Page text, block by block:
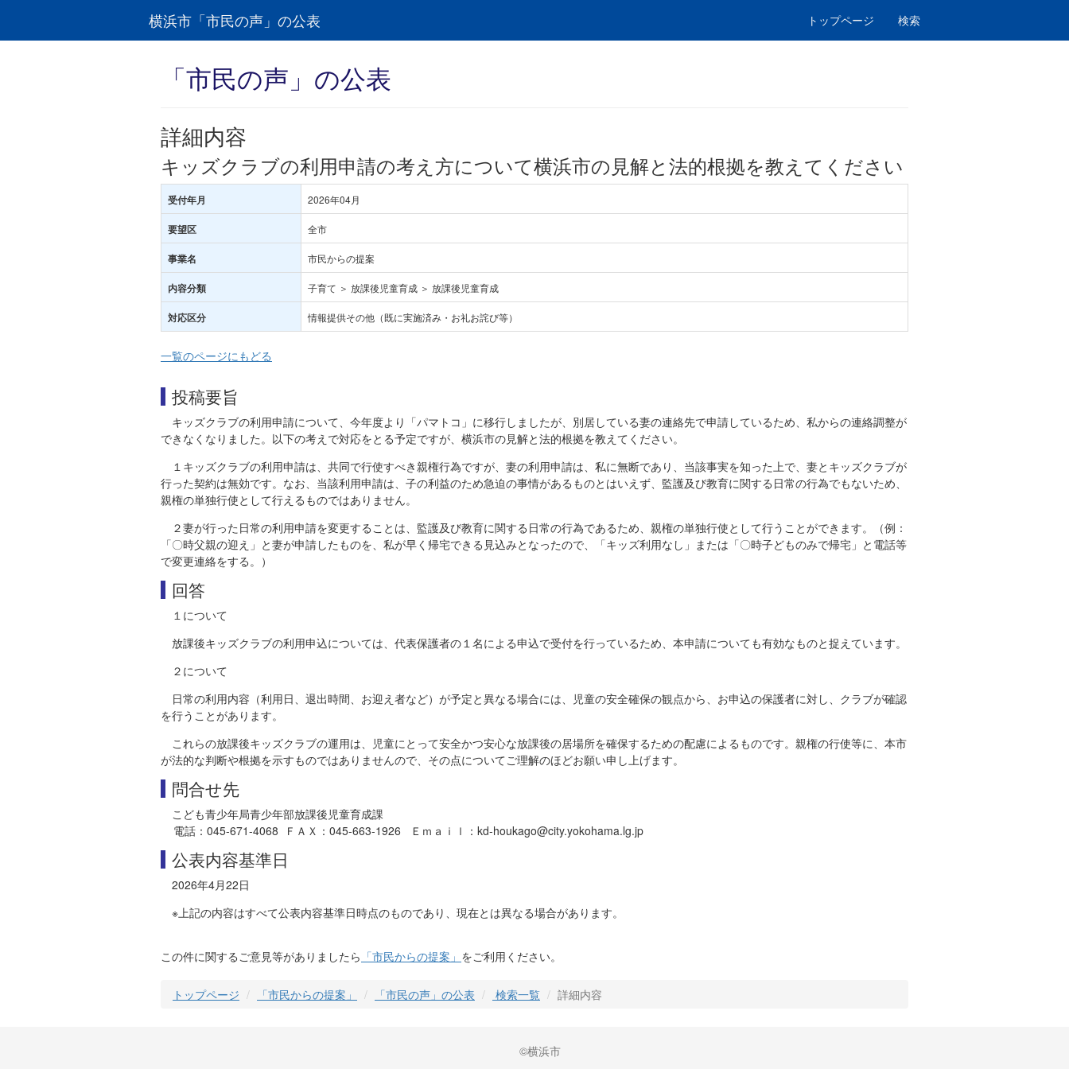
横浜市「市民の声」の公表 トップページ 検索
「市民の声」の公表
詳細内容
キッズクラブの利用申請の考え方について横浜市の見解と法的根拠を教えてください
受付年月 2026年04月
要望区 全市
事業名 市民からの提案
内容分類 子育て ＞ 放課後児童育成 ＞ 放課後児童育成
対応区分 情報提供その他（既に実施済み・お礼お詫び等）
一覧のページにもどる
投稿要旨
キッズクラブの利用申請について、今年度より「パマトコ」に移行しましたが、別居している妻の連絡先で申請しているため、私からの連絡調整が
できなくなりました。以下の考えで対応をとる予定ですが、横浜市の見解と法的根拠を教えてください。
１キッズクラブの利用申請は、共同で行使すべき親権行為ですが、妻の利用申請は、私に無断であり、当該事実を知った上で、妻とキッズクラブが
行った契約は無効です。なお、当該利用申請は、子の利益のため急迫の事情があるものとはいえず、監護及び教育に関する日常の行為でもないため、
親権の単独行使として行えるものではありません。
２妻が行った日常の利用申請を変更することは、監護及び教育に関する日常の行為であるため、親権の単独行使として行うことができます。（例：
「〇時父親の迎え」と妻が申請したものを、私が早く帰宅できる見込みとなったので、「キッズ利用なし」または「〇時子どものみで帰宅」と電話等
で変更連絡をする。）
回答
１について
放課後キッズクラブの利用申込については、代表保護者の１名による申込で受付を行っているため、本申請についても有効なものと捉えています。
２について
日常の利用内容（利用日、退出時間、お迎え者など）が予定と異なる場合には、児童の安全確保の観点から、お申込の保護者に対し、クラブが確認
を行うことがあります。
これらの放課後キッズクラブの運用は、児童にとって安全かつ安心な放課後の居場所を確保するための配慮によるものです。親権の行使等に、本市
が法的な判断や根拠を示すものではありませんので、その点についてご理解のほどお願い申し上げます。
問合せ先
こども青少年局青少年部放課後児童育成課
電話：045-671-4068 ＦＡＸ：045-663-1926 Ｅｍａｉｌ：kd-houkago@city.yokohama.lg.jp
公表内容基準日
2026年4月22日
※上記の内容はすべて公表内容基準日時点のものであり、現在とは異なる場合があります。
この件に関するご意見等がありましたら 「市民からの提案」 をご利用ください。
トップページ 「市民からの提案」 「市民の声」の公表 検索一覧 詳細内容
©横浜市